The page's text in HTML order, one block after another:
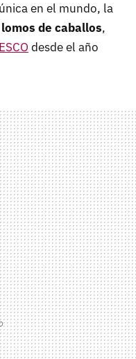
en el mundo, la
de caballos,
desde el año